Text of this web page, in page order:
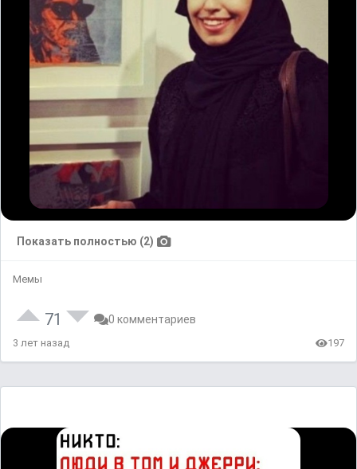
Показать полностью (2)
Мемы
71 0 комментариев
3 лет назад 197